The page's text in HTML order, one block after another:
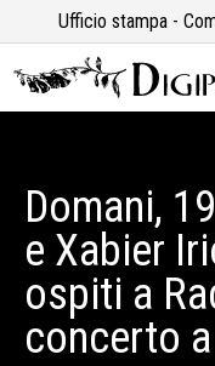
Ufficio stampa -
Domani,
e Xabier
ospiti a
concerto